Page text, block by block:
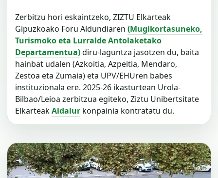
Zerbitzu hori eskaintzeko, ZIZTU Elkarteak
Gipuzkoako Foru Aldundiaren (Mugikortasuneko,
Turismoko eta Lurralde Antolaketako
Departamentua)diru-laguntza jasotzen du, baita
hainbat udalen (Azkoitia, Azpeitia, Mendaro,
Zestoa eta Zumaia) eta UPV/EHUren babes
instituzionala ere. 2025-26 ikasturtean Urola-
Bilbao/Leioa zerbitzua egiteko, Ziztu Unibertsitate
ElkarteakAldalurkonpainia kontratatu du.